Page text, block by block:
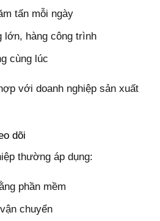
tấn mỗi ngày
lớn, hàng công trình
cùng lúc
với doanh nghiệp sản xuất
dõi
thường áp dụng:
phần mềm
chuyển